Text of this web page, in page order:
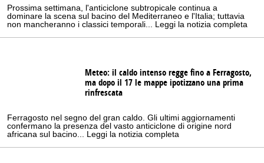
Prossima settimana, l'anticiclone subtropicale continua a
dominare la scena sul bacino del Mediterraneo e l'Italia; tuttavia
non mancheranno i classici temporali... Leggi la notizia completa
Meteo: il caldo intenso regge fino a Ferragosto,
ma dopo il 17 le mappe ipotizzano una prima
rinfrescata
Ferragosto nel segno del gran caldo. Gli ultimi aggiornamenti
confermano la presenza del vasto anticiclone di origine nord
africana sul bacino... Leggi la notizia completa